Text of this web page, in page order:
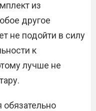
из
другое
не подойти в силу
к
лучше не